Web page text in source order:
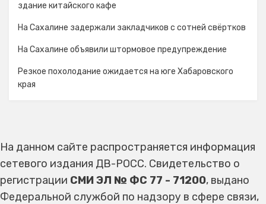
здание китайского кафе
На Сахалине задержали закладчиков с сотней свёртков
На Сахалине объявили штормовое предупреждение
Резкое похолодание ожидается на юге Хабаровского
края
На данном сайте распространяется информация
сетевого издания ДВ-РОСС. Свидетельство о
регистрации СМИ ЭЛ № ФС 77 - 71200, выдано
Федеральной службой по надзору в сфере связи,